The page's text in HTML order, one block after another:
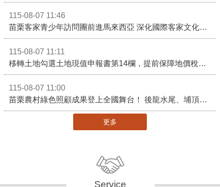
115-08-07 11:46
苗栗客家青少年訪問團前進馬來西亞 深化國際客家文化交流
115-08-07 11:11
移轉土地勾選土地現值申報書第14欄，提前保障地價稅節稅權益
115-08-07 11:00
苗栗農村綠色照顧成果登上全國舞台！ 後龍水尾、埔頂社區前進2026高齡健康產業博覽會
更多